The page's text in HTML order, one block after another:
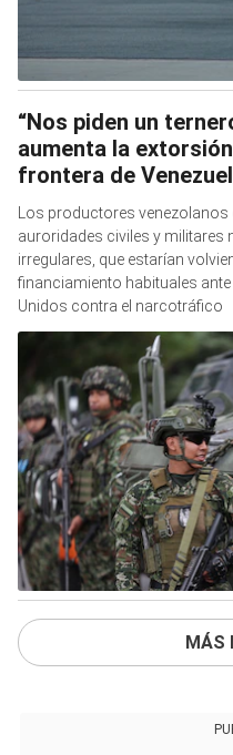
“Nos piden un
aumenta la
frontera de
Los productores
auroridades civiles y militares
irregulares, que estarían
financiamiento habituales
Unidos contra el narcotráfico
MÁS